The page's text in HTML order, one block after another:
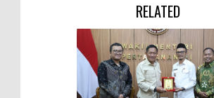
RELATED